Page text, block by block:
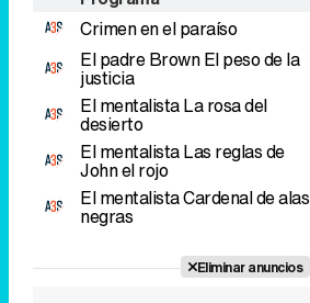
Crimen en el paraíso
El padre BrownEl peso de la
justicia
El mentalistaLa rosa del
desierto
El mentalistaLas reglas de
John el rojo
El mentalistaCardenal de alas
negras
Eliminar anuncios